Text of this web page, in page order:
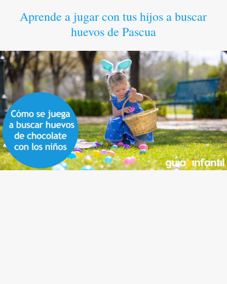
Aprende a jugar con tus hijos a buscar
huevos de Pascua